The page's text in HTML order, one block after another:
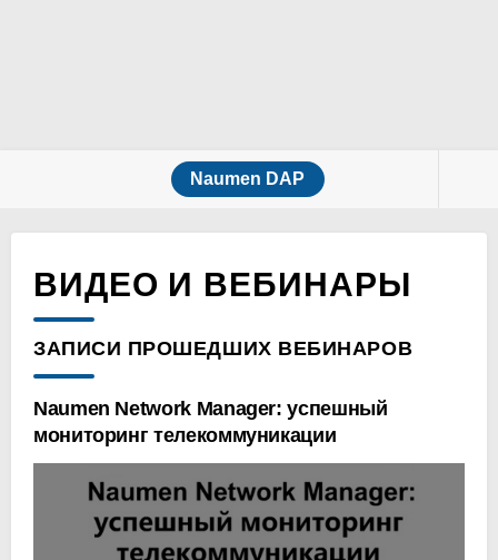
Naumen DAP
ВИДЕО И ВЕБИНАРЫ
ЗАПИСИ ПРОШЕДШИХ ВЕБИНАРОВ
Naumen Network Manager: успешный
мониторинг телекоммуникации